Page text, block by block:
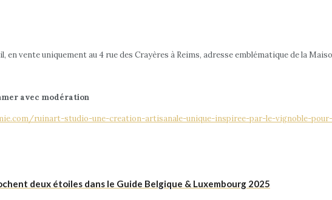
en vente uniquement au 4 rue des Crayères à Reims, adresse emblématique de la
avec modération
ruinart-studio-une-creation-artisanale-unique-inspiree-par-le-vignoble-
deux étoiles dans le Guide Belgique & Luxembourg 2025